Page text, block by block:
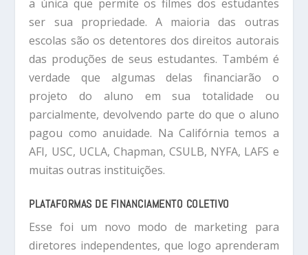
a única que permite os filmes dos estudantes
ser sua propriedade. A maioria das outras
escolas são os detentores dos direitos autorais
das produções de seus estudantes. Também é
verdade que algumas delas financiarão o
projeto do aluno em sua totalidade ou
parcialmente, devolvendo parte do que o aluno
pagou como anuidade. Na Califórnia temos a
AFI, USC, UCLA, Chapman, CSULB, NYFA, LAFS e
muitas outras instituições.
PLATAFORMAS DE FINANCIAMENTO COLETIVO
Esse foi um novo modo de marketing para
diretores independentes, que logo aprenderam